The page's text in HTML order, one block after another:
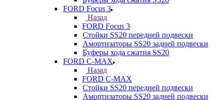
FORD Focus 3
Назад
FORD Focus 3
Стойки SS20 передней подвески
Амортизаторы SS20 задней подвески
Буферы хода сжатия SS20
FORD С-MAX
Назад
FORD С-MAX
Стойки SS20 передней подвески
Амортизаторы SS20 задней подвески